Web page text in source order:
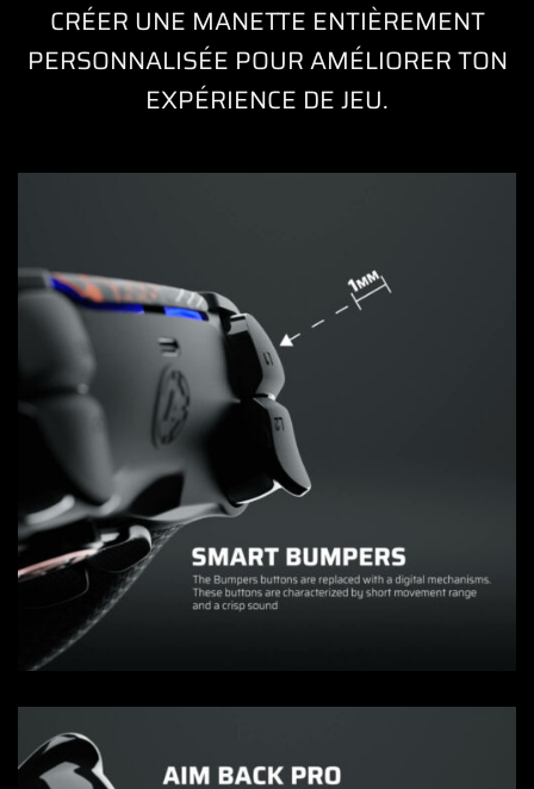
CRÉER UNE MANETTE ENTIÈREMENT
PERSONNALISÉE POUR AMÉLIORER TON
EXPÉRIENCE DE JEU.